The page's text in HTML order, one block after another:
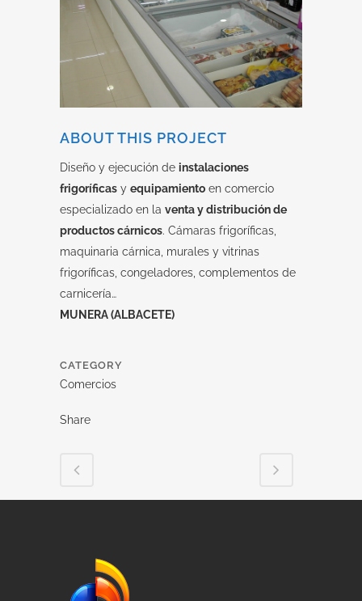
ABOUT THIS PROJECT
Diseño y ejecución de instalaciones
frigoríficas y equipamiento en comercio
especializado en la venta y distribución de
productos cárnicos. Cámaras frigoríficas,
maquinaria cárnica, murales y vitrinas
frigoríficas, congeladores, complementos de
carnicería…
MUNERA (ALBACETE)
CATEGORY
Comercios
Share